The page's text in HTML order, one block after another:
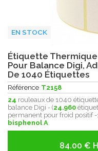
EN STOCK
Étiquette Thermique
Pour Balance Digi,
De 1040 Étiquettes
Référence T2158
24 rouleaux de 1040
balance Digi - (24.960
permanent pour froid positif
bisphenol A
84.00 €